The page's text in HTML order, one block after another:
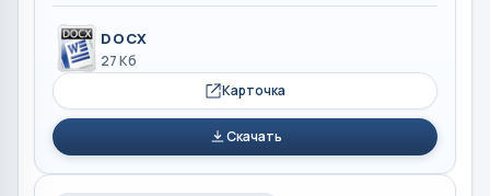
DOCX
27 Кб
Карточка
Скачать